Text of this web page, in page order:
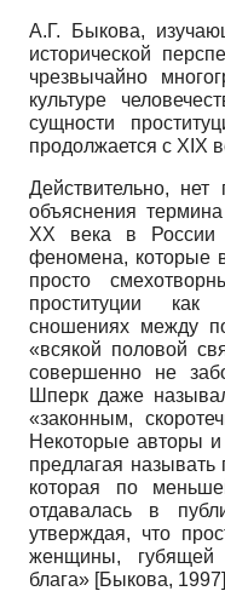
А.Г. Быкова,
исторической
чрезвычайно
культуре
сущности
продолжается с XIX
Действительно, нет
объяснения
ХХ века в России
феномена, которые
просто
проституции
сношениях между
«всякой половой
совершенно не
Шперк даже
«законным,
Некоторые авторы
предлагая называть
которая по
отдавалась в
утверждая, что
женщины,
блага» [Быкова,